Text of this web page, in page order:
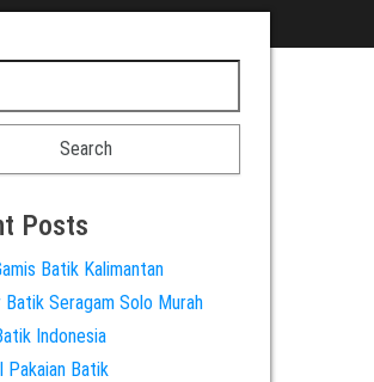
Posts
Batik Kalimantan
Batik Seragam Solo Murah
Indonesia
Pakaian Batik